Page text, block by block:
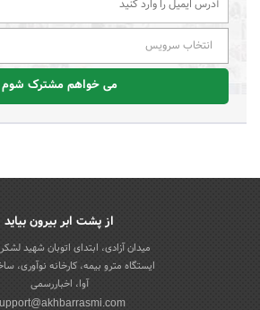
انتخاب سرویس
می خواهم مشترک شوم
از پشت ابر بیرون بیاید
میدان آزادی، ابتدای اتوبان شهید
ایستگاه مترو بیمه، کارخانه نوآوری،
آوا، اخباررسمی